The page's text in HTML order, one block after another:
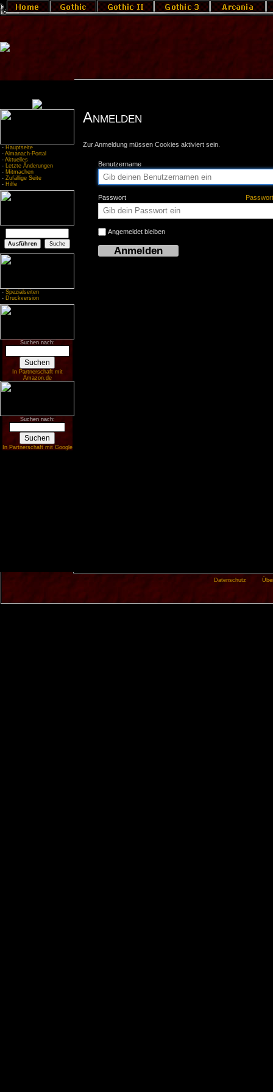
- Hauptseite
- Almanach-Portal
- Aktuelles
- Letzte Änderungen
- Mitmachen
- Zufällige Seite
- Hilfe
- Spezialseiten
- Druckversion
Suchen nach:
In Partnerschaft mit
Amazon.de
Suchen nach:
In Partnerschaft mit Google
Anmelden
Zur Anmeldung müssen Cookies aktiviert sein.
Benutzername
Passwort
Angemeldet bleiben
Datenschutz